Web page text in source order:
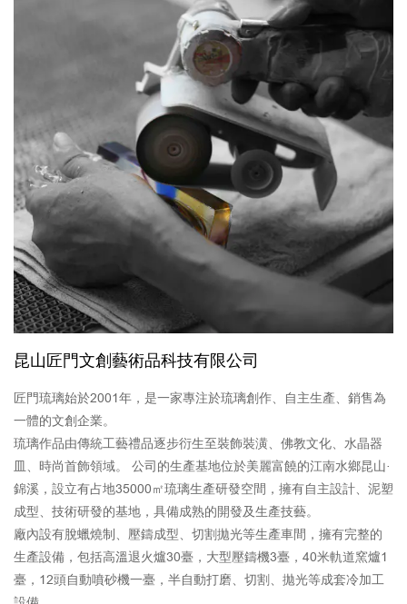
昆山匠門文創藝術品科技有限公司
匠門琉璃始於2001年，是一家專注於琉璃創作、自主生產、銷售為
一體的文創企業。
琉璃作品由傳統工藝禮品逐步衍生至裝飾裝潢、佛教文化、水晶器
皿、時尚首飾領域。 公司的生產基地位於美麗富饒的江南水鄉昆山·
錦溪，設立有占地35000㎡琉璃生產研發空間，擁有自主設計、泥塑
成型、技術研發的基地，具備成熟的開發及生產技藝。
廠內設有脫蠟燒制、壓鑄成型、切割拋光等生產車間，擁有完整的
生產設備，包括高溫退火爐30臺，大型壓鑄機3臺，40米軌道窯爐1
臺，12頭自動噴砂機一臺，半自動打磨、切割、拋光等成套冷加工